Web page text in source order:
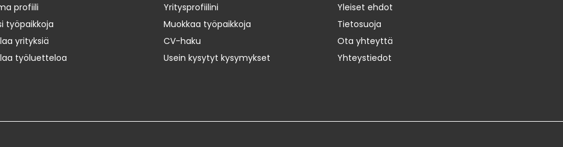
profiili
työpaikkoja
yrityksiä
työluetteloa
Yritysprofiilini
Muokkaa työpaikkoja
CV-haku
Usein kysytyt kysymykset
Yleiset ehdot
Tietosuoja
Ota yhteyttä
Yhteystiedot